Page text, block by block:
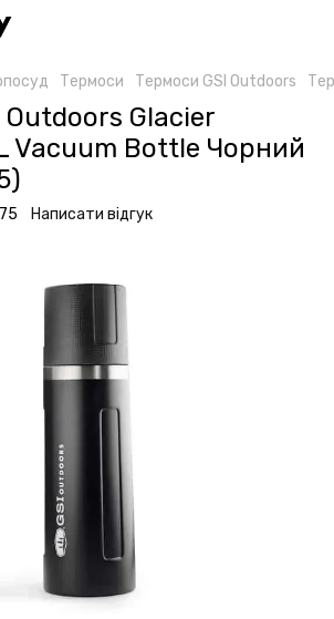
Термоси Термоси GSI Outdoors
Outdoors Glacier
Vacuum Bottle Чорний
Написати відгук